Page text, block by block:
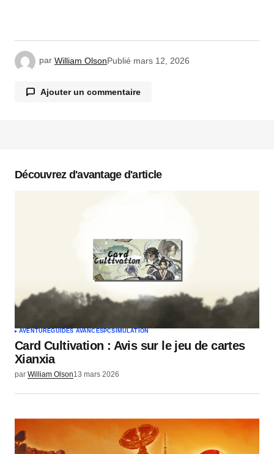
par William OlsonPublié mars 12, 2026
Ajouter un commentaire
Votre e-mail*
Envoyer un commentaire
Découvrez d'avantage d'article
AVENTUREGUIDES AVANCÉSPCSIMULATION
Card Cultivation : Avis sur le jeu de cartes
Xianxia
par William Olson13 mars 2026